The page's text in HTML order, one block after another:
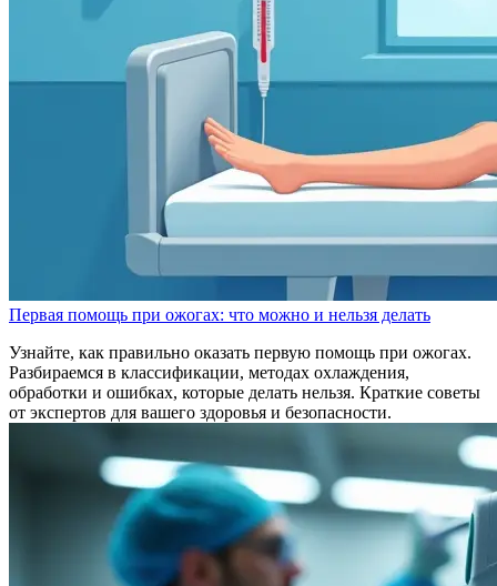
Первая помощь при ожогах: что можно и нельзя делать
Узнайте, как правильно оказать первую помощь при ожогах.
Разбираемся в классификации, методах охлаждения,
обработки и ошибках, которые делать нельзя. Краткие советы
от экспертов для вашего здоровья и безопасности.